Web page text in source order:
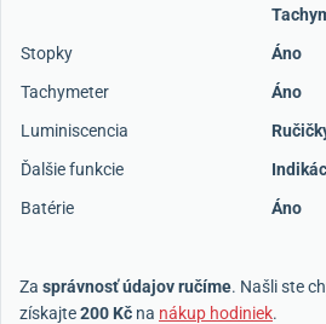
Stopky
Áno
Tachymeter
Áno
Luminiscencia
Ďalšie funkcie
Batérie
Áno
Za správnosť údajov ručíme. Našli ste
získajte200 Kč na nákup hodiniek.